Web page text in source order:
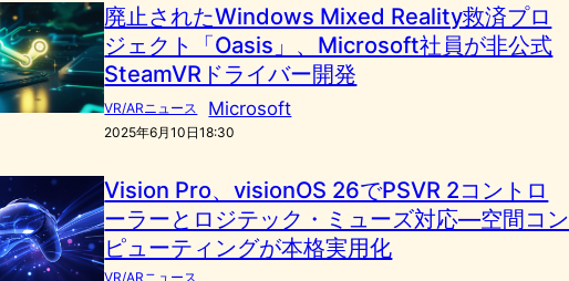
廃止されたWindows Mixed Reality救済プロ
ジェクト「Oasis」、Microsoft社員が非公式
SteamVRドライバー開発
VR/ARニュース Microsoft
2025年6月10日18:30
Vision Pro、visionOS 26でPSVR 2コントロ
ーラーとロジテック・ミューズ対応—空間コン
ピューティングが本格実用化
VR/ARニュース